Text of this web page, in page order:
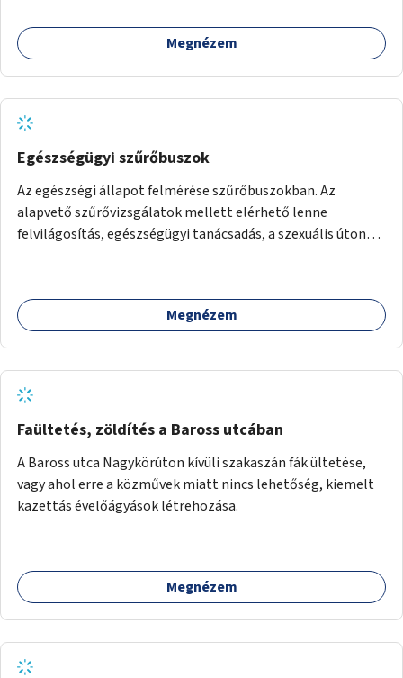
Megnézem
Egészségügyi szűrőbuszok
Az egészségi állapot felmérése szűrőbuszokban. Az
alapvető szűrővizsgálatok mellett elérhető lenne
felvilágosítás, egészségügyi tanácsadás, a szexuális úton
Megnézem
Faültetés, zöldítés a Baross utcában
A Baross utca Nagykörúton kívüli szakaszán fák ültetése,
vagy ahol erre a közművek miatt nincs lehetőség, kiemelt
kazettás évelőágyások létrehozása.
Megnézem